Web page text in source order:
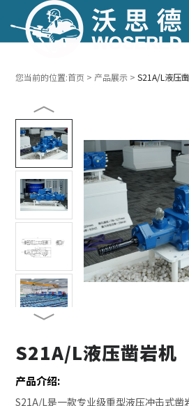
跳转到主要内容 跳转到页脚
您当前的位置:首页 > 产品展示 > S21A/L液压
S21A/L液压凿岩机
产品介绍:
S21A/L是一款专业级重型液压冲击式凿